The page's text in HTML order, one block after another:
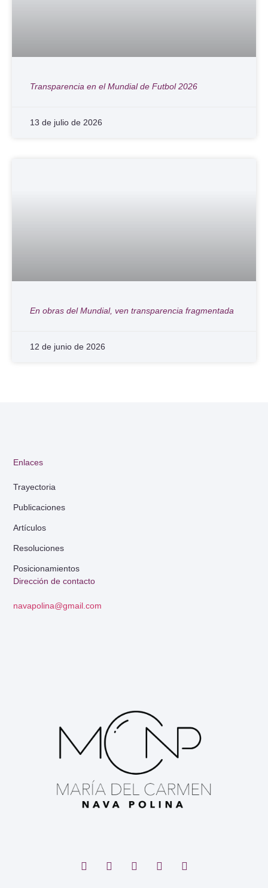
Transparencia en el Mundial de Futbol 2026
13 de julio de 2026
En obras del Mundial, ven transparencia fragmentada
12 de junio de 2026
Dirección de contacto
navapolina@gmail.com
Enlaces
Trayectoria
Publicaciones
Artículos
Resoluciones
Posicionamientos